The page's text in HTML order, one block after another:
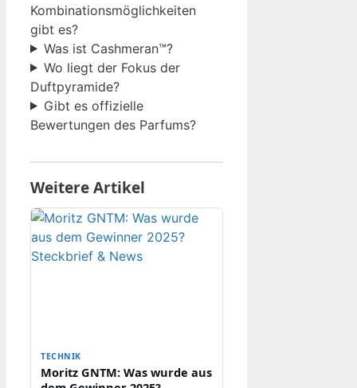
Kombinationsmöglichkeiten
gibt es?
Was ist Cashmeran™?
Wo liegt der Fokus der
Duftpyramide?
Gibt es offizielle
Bewertungen des Parfums?
Weitere Artikel
TECHNIK
Moritz GNTM: Was wurde aus